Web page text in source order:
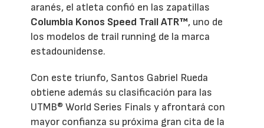
aranés, el atleta confió en las zapatillas
Columbia Konos Speed Trail ATR™, uno de
los modelos de trail running de la marca
estadounidense.
Con este triunfo, Santos Gabriel Rueda
obtiene además su clasificación para las
UTMB® World Series Finals y afrontará con
mayor confianza su próxima gran cita de la